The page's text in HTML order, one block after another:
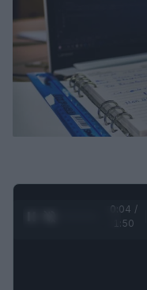
0:05 /
1:50